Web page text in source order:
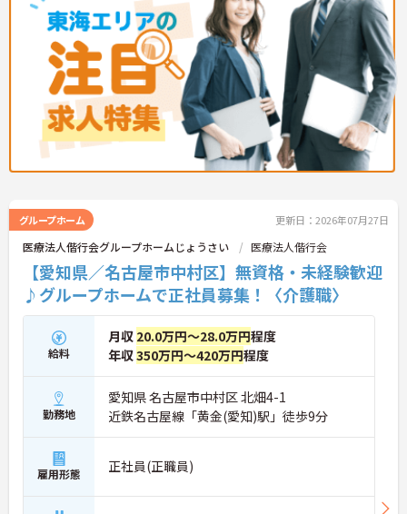
グループホーム 更新日：2026年07月27日
医療法人偕行会グループホームじょうさい 医療法人偕行会
【愛知県／名古屋市中村区】無資格・未経験歓迎
♪グループホームで正社員募集！〈介護職〉
給料
月収 20.0万円～28.0万円程度
年収350万円～420万円程度
勤務地
愛知県 名古屋市中村区 北畑4-1
近鉄名古屋線「黄金(愛知)駅」徒歩9分
雇用形態 正社員(正職員)